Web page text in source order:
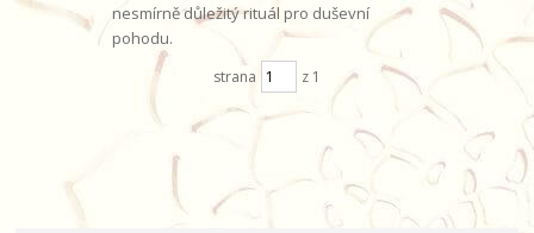
nesmírně důležitý rituál pro duševní
pohodu.
strana z 1